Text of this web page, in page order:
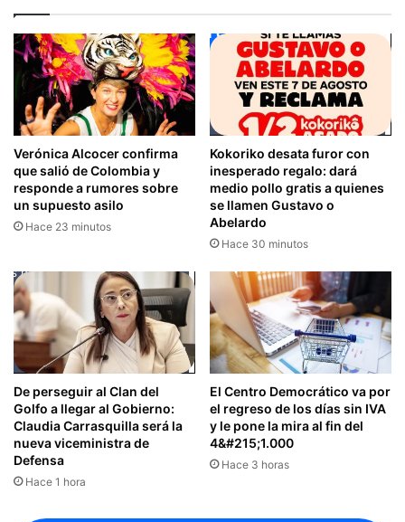
Verónica Alcocer confirma
que salió de Colombia y
responde a rumores sobre
un supuesto asilo
Hace 23 minutos
Kokoriko desata furor con
inesperado regalo: dará
medio pollo gratis a quienes
se llamen Gustavo o
Abelardo
Hace 30 minutos
De perseguir al Clan del
Golfo a llegar al Gobierno:
Claudia Carrasquilla será la
nueva viceministra de
Defensa
Hace 1 hora
El Centro Democrático va por
el regreso de los días sin IVA
y le pone la mira al fin del
4&#215;1.000
Hace 3 horas